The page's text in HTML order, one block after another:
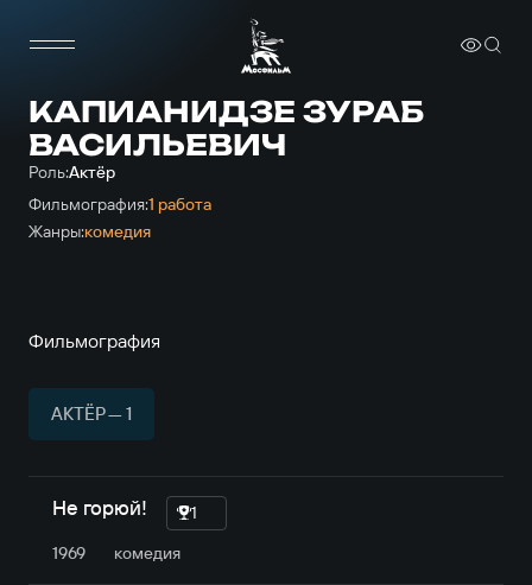
КАПИАНИДЗЕ ЗУРАБ
ВАСИЛЬЕВИЧ
Роль:Актёр
Фильмография:1 работа
Жанры:комедия
Фильмография
АКТЁР — 1
Не горюй!
1
1969
комедия